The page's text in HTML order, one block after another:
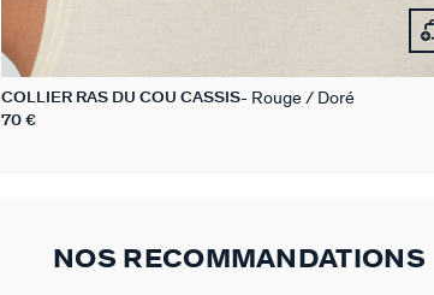
COLLIER RAS DU COU CASSIS Rouge / Doré
70 €
NOS RECOMMANDATIONS